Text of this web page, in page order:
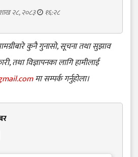
२८, २०८३ १६:२८
कुनै गुनासो, सूचना तथा सुझाव
तथा विज्ञापनका लागि हामीलाई
मा सम्पर्क गर्नुहोला।